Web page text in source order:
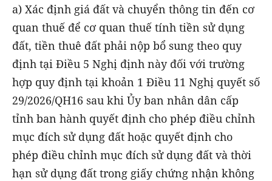
a) Xác định giá đất và chuyển thông tin đến cơ
quan thuế để cơ quan thuế tính tiền sử dụng
đất, tiền thuê đất phải nộp bổ sung theo quy
định tại Điều 5 Nghị định này đối với trường
hợp quy định tại khoản 1 Điều 11 Nghị quyết số
29/2026/QH16 sau khi Ủy ban nhân dân cấp
tỉnh ban hành quyết định cho phép điều chỉnh
mục đích sử dụng đất hoặc quyết định cho
phép điều chỉnh mục đích sử dụng đất và thời
hạn sử dụng đất trong giấy chứng nhận không